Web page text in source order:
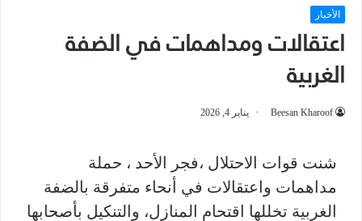
الأخبار
اعتقالات ومداهمات في الضفة
الغربية
Beesan Kharoof يناير 4, 2026
شنت قوات الاحتلال ،فجر الأحد ، حملة
مداهمات واعتقالات في أنحاء متفرقة بالضفة
الغربية تخللها اقتحام المنازل، والتنكيل بأصحابها